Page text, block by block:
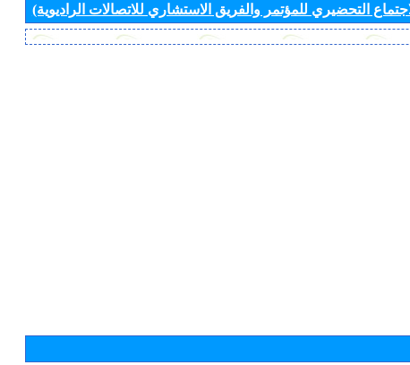
التحضيري للمؤتمر والفريق الاستشاري للاتصالات الراديوية)